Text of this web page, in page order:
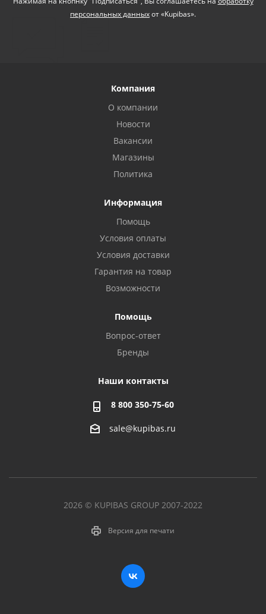
персональных данныхот «Kupibas».
Компания
О компании
Новости
Вакансии
Магазины
Политика
Информация
Помощь
Условия оплаты
Условия доставки
Гарантия на товар
Возможности
Помощь
Вопрос-ответ
Бренды
Наши контакты
8 800 350-75-60
sale@kupibas.ru
2026 © KUPIBAS GROUP 2007-2022
Версия для печати